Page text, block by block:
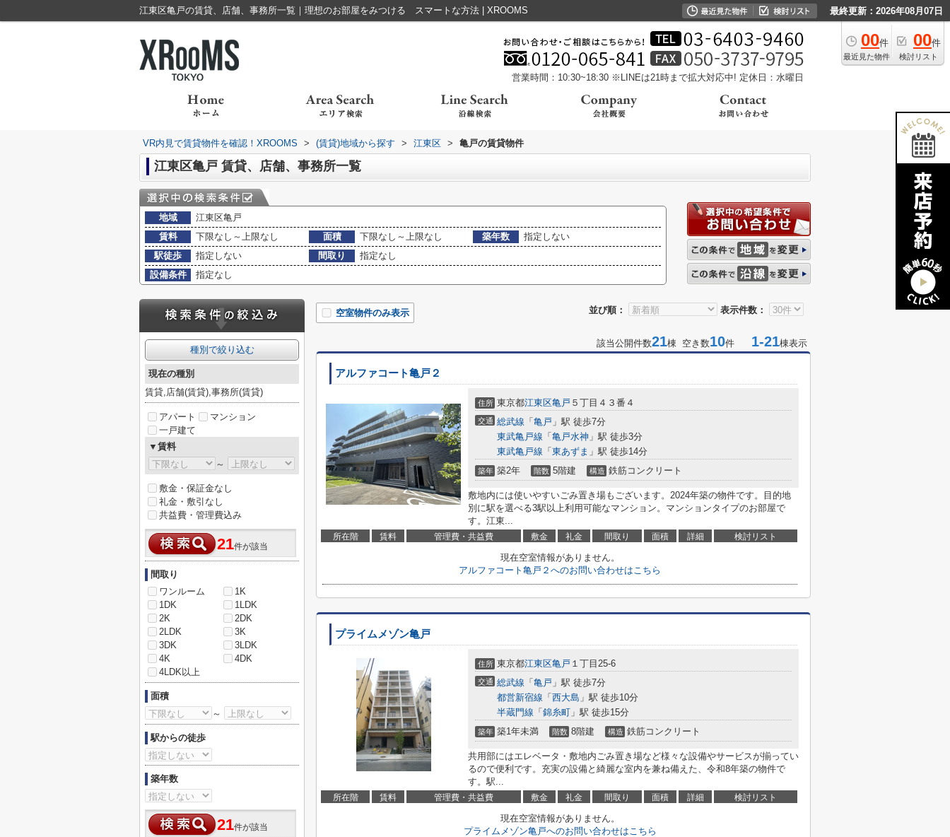
江東区亀戸の賃貸、店舗、事務所一覧｜理想のお部屋をみつける スマートな方法 | XROOMS 最終更新：2026年08月07日
00件
最近見た物件
00件
検討リスト
営業時間：10:30~18:30 ※LINEは21時まで拡大対応中! 定休日：水曜日
VR内見で賃貸物件を確認！XROOMS > (賃貸)地域から探す > 江東区 > 亀戸の賃貸物件
江東区亀戸 賃貸、店舗、事務所一覧
地域
江東区亀戸
賃料
下限なし～上限なし 面積 下限なし～上限なし 築年数
指定しない
駅徒歩
指定しない 間取り
指定なし
設備条件
指定なし
並び順： 表示件数：
空室物件のみ表示
該当公開件数21棟 空き数10件 1-21棟表示
アルファコート亀戸２
住所 東京都江東区亀戸 ５丁目４３番４
交通 総武線 「 亀戸 」駅 徒歩7分
東武亀戸線 「 亀戸水神 」駅 徒歩3分
東武亀戸線 「 東あずま 」駅 徒歩14分
築年 築2年 階数 5階建 構造 鉄筋コンクリート
敷地内には使いやすいごみ置き場もございます。2024年築の物件です。目的地
別に駅を選べる3駅以上利用可能なマンション。マンションタイプのお部屋で
す。江東...
所在階 賃料 管理費・共益費 敷金 礼金 間取り 面積 詳細 検討リスト
現在空室情報がありません。
アルファコート亀戸２へのお問い合わせはこちら
プライムメゾン亀戸
住所 東京都江東区亀戸 １丁目25-6
交通 総武線 「 亀戸 」駅 徒歩7分
都営新宿線 「 西大島 」駅 徒歩10分
半蔵門線 「 錦糸町 」駅 徒歩15分
築年 築1年未満 階数 8階建 構造 鉄筋コンクリート
共用部にはエレベータ・敷地内ごみ置き場など様々な設備やサービスが揃ってい
るので便利です。充実の設備と綺麗な室内を兼ね備えた、令和8年築の物件で
す。駅...
所在階 賃料 管理費・共益費 敷金 礼金 間取り 面積 詳細 検討リスト
現在空室情報がありません。
プライムメゾン亀戸へのお問い合わせはこちら
種別で絞り込む
現在の種別
賃貸,店舗(賃貸),事務所(賃貸)
アパート
マンション
一戸建て
▼賃料
～
敷金・保証金なし
礼金・敷引なし
共益費・管理費込み
21件が該当
間取り
ワンルーム
1K
1DK
1LDK
2K
2DK
2LDK
3K
3DK
3LDK
4K
4DK
4LDK以上
面積
～
駅からの徒歩
築年数
21件が該当